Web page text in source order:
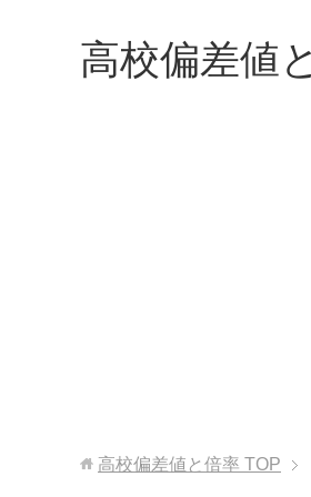
高校偏差値
高校偏差値と倍率 TOP